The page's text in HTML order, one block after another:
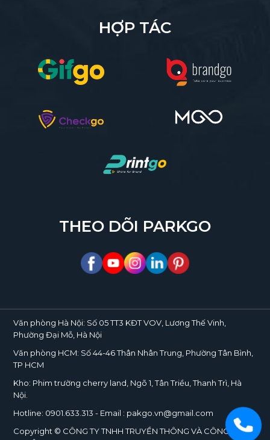
HỢP TÁC
THEO DÕI PARKGO
Văn phòng Hà Nội: Số 05 TT3 KĐT VOV, Lương Thế Vinh,
Phường Đại Mỗ, Hà Nội
Văn phòng HCM: Số 44-46 Thân Nhân Trung, Phường Tân Bình,
TP HCM
Kho: Phim trường cherry land, Ngõ 1, Tân Triều, Thanh Trì, Hà
Nội.
Hotline: 0901.633.313 - Email : pakgo.vn@gmail.com
Copyright © CÔNG TY TNHH TRUYỀN THÔNG VÀ CÔNG